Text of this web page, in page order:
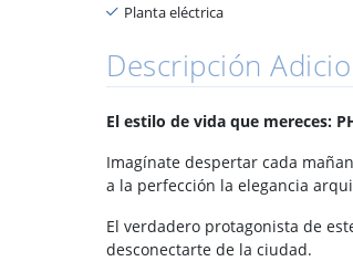
Planta eléctrica
Descripción
El estilo de vida que mereces:
Imagínate despertar cada
a la perfección la elegancia
El verdadero protagonista de
desconectarte de la ciudad.